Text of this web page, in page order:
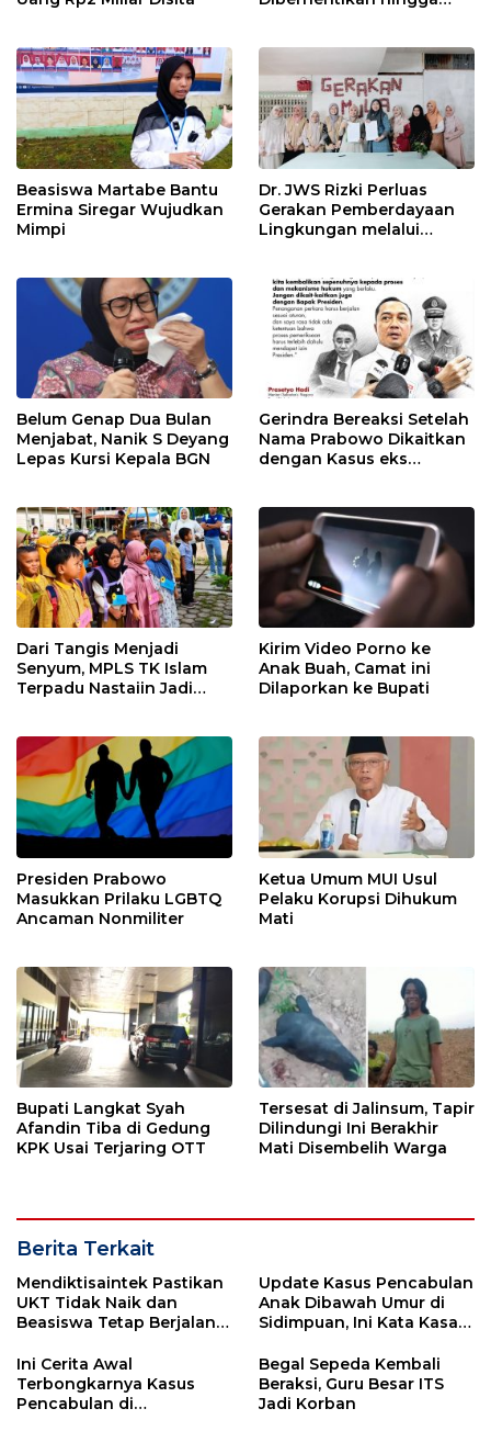
Beasiswa Martabe Bantu
Ermina Siregar Wujudkan
Mimpi
Dr. JWS Rizki Perluas
Gerakan Pemberdayaan
Lingkungan melalui
Belum Genap Dua Bulan
Menjabat, Nanik S Deyang
Lepas Kursi Kepala BGN
Gerindra Bereaksi Setelah
Nama Prabowo Dikaitkan
dengan Kasus eks
Dari Tangis Menjadi
Senyum, MPLS TK Islam
Terpadu Nastaiin Jadi
Lawas Utara
Kirim Video Porno ke
Anak Buah, Camat ini
Dilaporkan ke Bupati
Presiden Prabowo
Masukkan Prilaku LGBTQ
Ancaman Nonmiliter
Ketua Umum MUI Usul
Pelaku Korupsi Dihukum
Mati
Bupati Langkat Syah
Afandin Tiba di Gedung
KPK Usai Terjaring OTT
Tersesat di Jalinsum, Tapir
Dilindungi Ini Berakhir
Mati Disembelih Warga
Berita Terkait
Mendiktisaintek Pastikan
UKT Tidak Naik dan
Beasiswa Tetap Berjalan
Update Kasus Pencabulan
Anak Dibawah Umur di
Sidimpuan, Ini Kata Kasat
Ini Cerita Awal
Terbongkarnya Kasus
Pencabulan di
Begal Sepeda Kembali
Beraksi, Guru Besar ITS
Jadi Korban